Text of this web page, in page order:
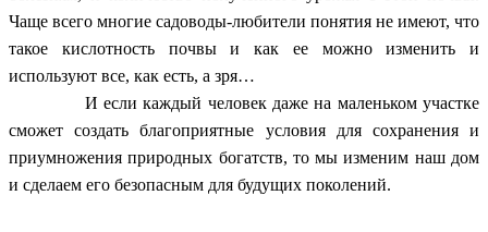
Чаще всего многие садоводы-любители понятия не имеют, что
такое кислотность почвы и как ее можно изменить и
используют все, как есть, а зря…
И если каждый человек даже на маленьком участке
сможет создать благоприятные условия для сохранения и
приумножения природных богатств, то мы изменим наш дом
и сделаем его безопасным для будущих поколений.